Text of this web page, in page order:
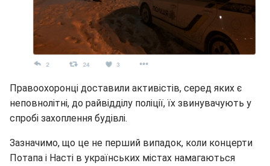
Правоохоронці доставили активістів, серед яких є
неповнолітні, до райвідділу поліції, їх звинувачують у
спробі захоплення будівлі.
Зазначимо, що це не перший випадок, коли концерти
Потапа і Насті в українських містах намагаються